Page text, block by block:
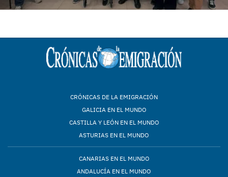
CRÓNICAS DE LA EMIGRACIÓN
GALICIA EN EL MUNDO
CASTILLA Y LEÓN EN EL MUNDO
ASTURIAS EN EL MUNDO
CANARIAS EN EL MUNDO
ANDALUCÍA EN EL MUNDO